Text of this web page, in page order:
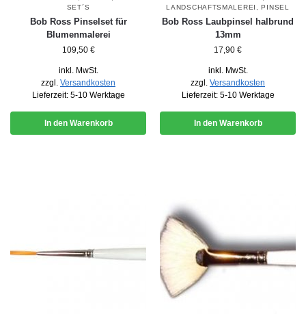
SET´S
Bob Ross Pinselset für
Blumenmalerei
109,50 €
inkl. MwSt.
zzgl. Versandkosten
Lieferzeit: 5-10 Werktage
In den Warenkorb
LANDSCHAFTSMALEREI
,PINSEL
Bob Ross Laubpinsel halbrund
13mm
17,90 €
inkl. MwSt.
zzgl. Versandkosten
Lieferzeit: 5-10 Werktage
In den Warenkorb